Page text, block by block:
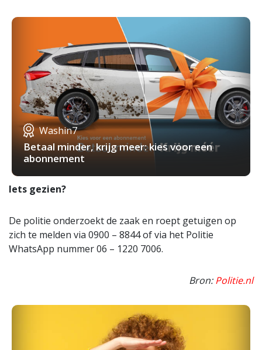
Washin7
Betaal minder, krijg meer: kies voor een
abonnement
Iets gezien?
De politie onderzoekt de zaak en roept getuigen op
zich te melden via 0900 – 8844 of via het Politie
WhatsApp nummer 06 – 1220 7006.
Bron:Politie.nl